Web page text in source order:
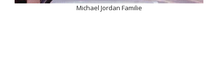
Michael Jordan Familie